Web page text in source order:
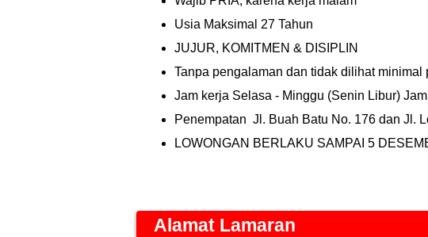
Usia Maksimal 27 Tahun
JUJUR, KOMITMEN & DISIPLIN
Tanpa pengalaman dan tidak dilihat minimal
Jam kerja Selasa - Minggu (Senin Libur) Jam
Penempatan Jl. Buah Batu No. 176 dan Jl.
LOWONGAN BERLAKU SAMPAI 5
Alamat Lamaran